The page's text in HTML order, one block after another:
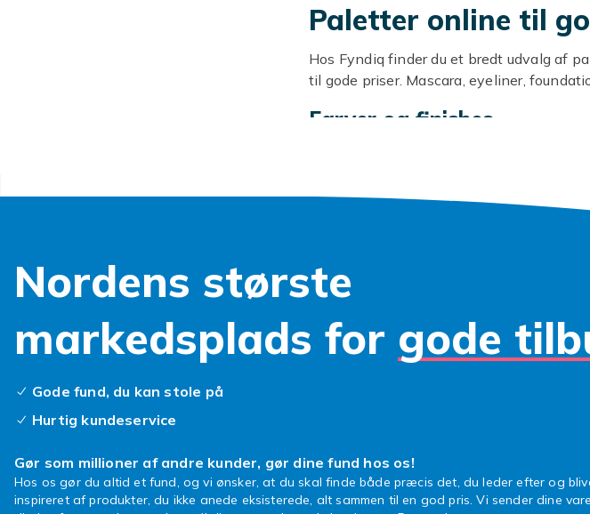
Paletter online til
Hos Fyndiq finder du et bredt udvalg af
til gode priser. Mascara, eyeliner,
Farver og finishes
Nordens største
markedsplads for gode
Gode fund, du kan stole på
Hurtig kundeservice
Gør som millioner af andre kunder, gør dine fund hos os!
Hos os gør du altid et fund, og vi ønsker, at du skal finde både præcis det, du leder efter og
inspireret af produkter, du ikke anede eksisterede, alt sammen til en god pris. Vi sender dine